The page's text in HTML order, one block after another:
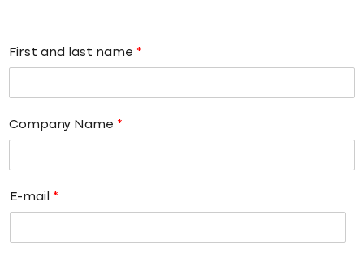
First and last name *
Company Name *
E-mail *